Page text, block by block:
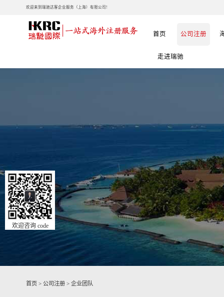
欢迎来到瑞驰达客企业服务（上海）有限公司!
首页 公司注册
走进瑞驰
首页 > 公司注册 > 企业团队
欢迎咨询 code